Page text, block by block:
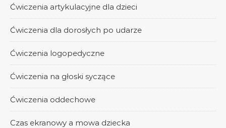
Ćwiczenia artykulacyjne dla dzieci
Ćwiczenia dla dorosłych po udarze
Ćwiczenia logopedyczne
Ćwiczenia na głoski syczące
Ćwiczenia oddechowe
Czas ekranowy a mowa dziecka